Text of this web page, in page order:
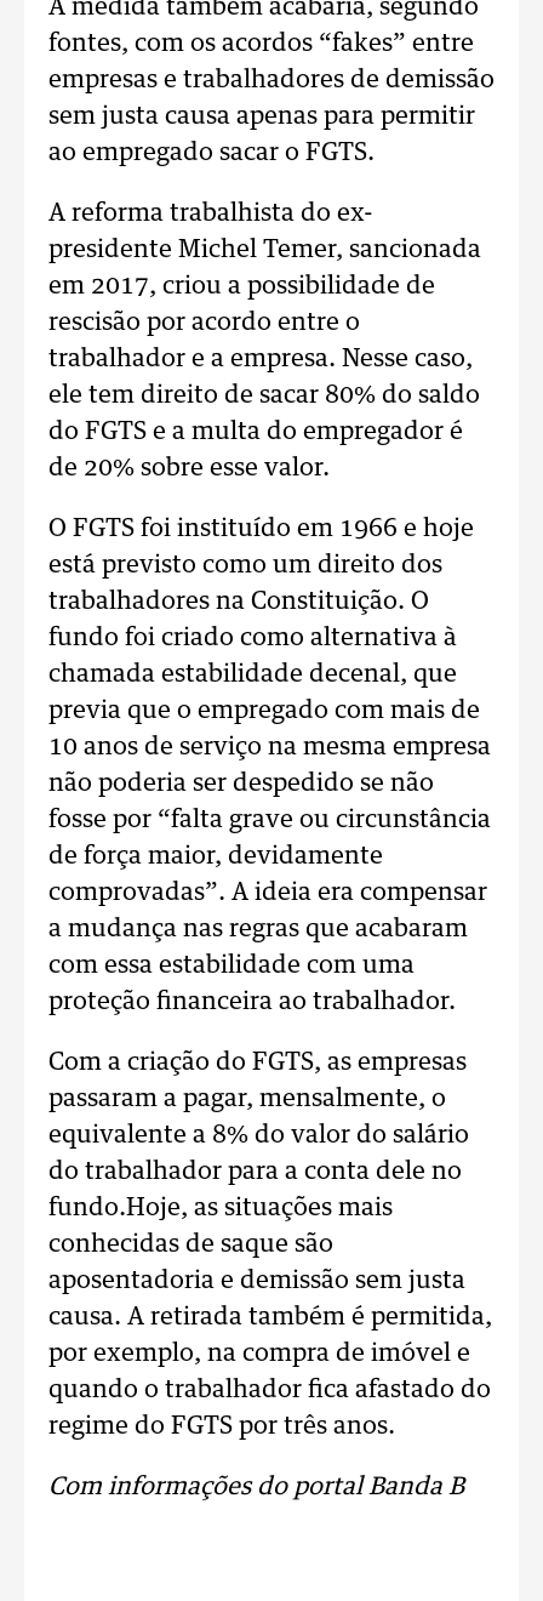
A medida também acabaria, segundo
fontes, com os acordos “fakes” entre
empresas e trabalhadores de demissão
sem justa causa apenas para permitir
ao empregado sacar o FGTS.
A reforma trabalhista do ex-
presidente Michel Temer, sancionada
em 2017, criou a possibilidade de
rescisão por acordo entre o
trabalhador e a empresa. Nesse caso,
ele tem direito de sacar 80% do saldo
do FGTS e a multa do empregador é
de 20% sobre esse valor.
O FGTS foi instituído em 1966 e hoje
está previsto como um direito dos
trabalhadores na Constituição. O
fundo foi criado como alternativa à
chamada estabilidade decenal, que
previa que o empregado com mais de
10 anos de serviço na mesma empresa
não poderia ser despedido se não
fosse por “falta grave ou circunstância
de força maior, devidamente
comprovadas”. A ideia era compensar
a mudança nas regras que acabaram
com essa estabilidade com uma
proteção financeira ao trabalhador.
Com a criação do FGTS, as empresas
passaram a pagar, mensalmente, o
equivalente a 8% do valor do salário
do trabalhador para a conta dele no
fundo.Hoje, as situações mais
conhecidas de saque são
aposentadoria e demissão sem justa
causa. A retirada também é permitida,
por exemplo, na compra de imóvel e
quando o trabalhador fica afastado do
regime do FGTS por três anos.
Com informações do portal Banda B